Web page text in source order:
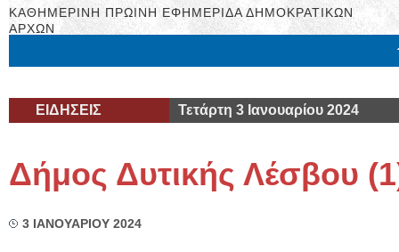
ΚΑΘΗΜΕΡΙΝΗ ΠΡΩΙΝΗ ΕΦΗΜΕΡΙΔΑ ΔΗΜΟΚΡΑΤΙΚΩΝ
ΑΡΧΩΝ
ΕΙΔΗΣΕΙΣ Τετάρτη 3 Ιανουαρίου 2024
Δήμος Δυτικής Λέσβου
3 ΙΑΝΟΥΑΡΙΟΥ 2024